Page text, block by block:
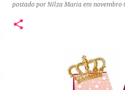
postado por Nilza Maria em novembro